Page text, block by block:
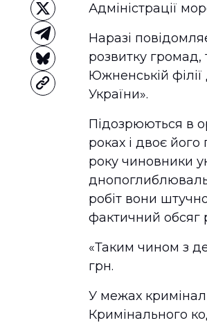
Адміністрації
Наразі
розвитку
Южненській
України».
Підозрюються в
роках і двоє його
року чиновники
робіт вони
фактичний обсяг
«Таким чином з
грн.
У межах
Кримінального